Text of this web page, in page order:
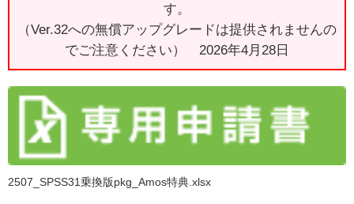
す。
（Ver.32への無償アップグレードは提供されませんの
でご注意ください） 2026年4月28日
2507_SPSS31乗換版pkg_Amos特典.xlsx